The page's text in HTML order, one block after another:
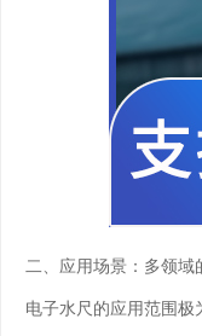
二、应用场景：多领域
电子水尺的应用范围极